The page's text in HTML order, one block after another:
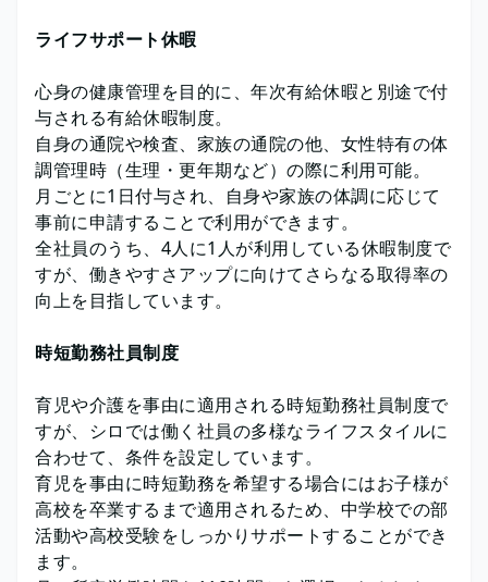
ライフサポート休暇
心身の健康管理を目的に、年次有給休暇と別途で付
与される有給休暇制度。
自身の通院や検査、家族の通院の他、女性特有の体
調管理時（生理・更年期など）の際に利用可能。
月ごとに1日付与され、自身や家族の体調に応じて
事前に申請することで利用ができます。
全社員のうち、4人に1人が利用している休暇制度で
すが、働きやすさアップに向けてさらなる取得率の
向上を目指しています。
時短勤務社員制度
育児や介護を事由に適用される時短勤務社員制度で
すが、シロでは働く社員の多様なライフスタイルに
合わせて、条件を設定しています。
育児を事由に時短勤務を希望する場合にはお子様が
高校を卒業するまで適用されるため、中学校での部
活動や高校受験をしっかりサポートすることができ
ます。